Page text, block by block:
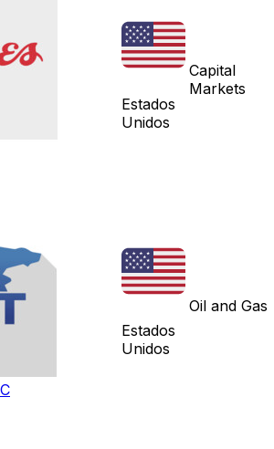
Estados
Unidos
Capital
Markets
Estados
Unidos
Oil and Gas